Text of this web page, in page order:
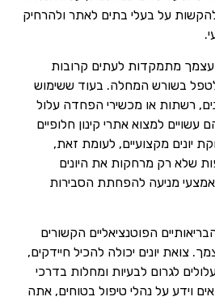
על בעלי בתים לאתר ולהרחיק
מתמקדות לעתים קרובות
בשורש המחלה. בעוד ששימוש
רשתות או מכשירי הפחדה עלול
עשויים למצוא אתרי קינון חלופיים
יונים מקצועיים, לעומת זאת,
שלא רק מרחקות את היונים
מניעה להפחתת הסבירות
הפוטנציאליים הקשורים
צואת יונים יכולה להכיל חיידקים,
לגרום לבעיות ומחלות בדרכי
וידע על נהלי טיפול בטוחים, אתה